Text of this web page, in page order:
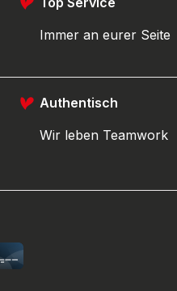
Immer an eurer Seite
Authentisch
Wir leben Teamwork